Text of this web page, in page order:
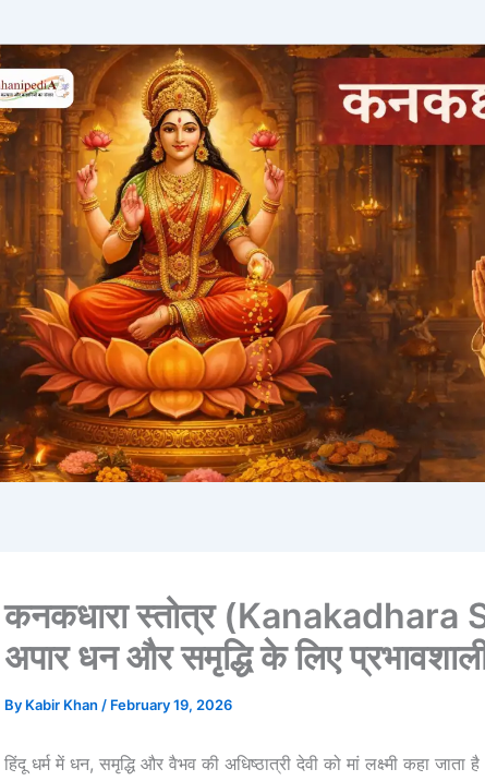
कनकधारा स्तोत्र (Kanakadhara
अपार धन और समृद्धि के लिए
By Kabir Khan / February 19, 2026
हिंदू धर्म में धन, समृद्धि और वैभव की अधिष्ठात्री देवी को मां लक्ष्मी कहा